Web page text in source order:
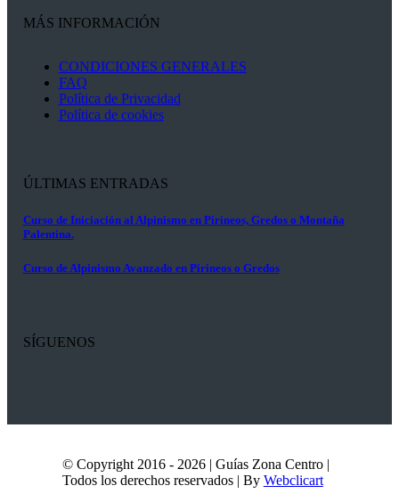
MÁS INFORMACIÓN
CONDICIONES GENERALES
FAQ
Política de Privacidad
Política de cookies
ÚLTIMAS ENTRADAS
Curso de Iniciación al Alpinismo en Pirineos, Gredos o Montaña
Palentina.
Curso de Alpinismo Avanzado en Pirineos o Gredos
SÍGUENOS
© Copyright 2016 - 2026 | Guías Zona Centro |
Todos los derechos reservados | By Webclicart